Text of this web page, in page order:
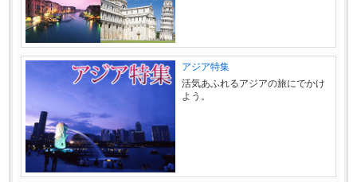
アジア特集
活気あふれるアジアの旅にでかけ
よう。